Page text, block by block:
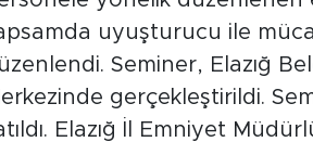
uyuşturucu ile
Seminer, Elazığ
gerçekleştirildi.
Elazığ İl Emniyet